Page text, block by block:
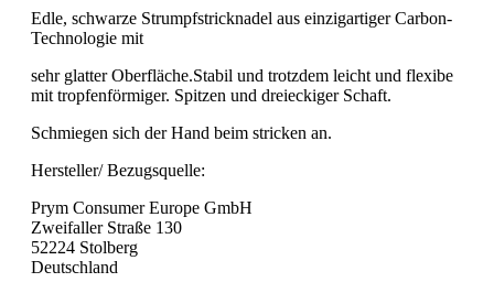
Edle, schwarze Strumpfstricknadel aus einzigartiger Carbon-
Technologie mit
sehr glatter Oberfläche.Stabil und trotzdem leicht und flexibe
mit tropfenförmiger. Spitzen und dreieckiger Schaft.
Schmiegen sich der Hand beim stricken an.
Hersteller/ Bezugsquelle:
Prym Consumer Europe GmbH
Zweifaller Straße 130
52224 Stolberg
Deutschland